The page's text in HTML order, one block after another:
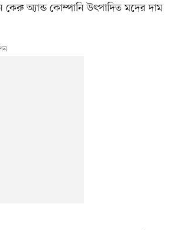
কেরু অ্যান্ড কোম্পানি উৎপাদিত মদের দাম